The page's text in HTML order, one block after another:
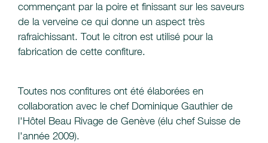
commençant par la poire et finissant sur les saveurs
de la verveine ce qui donne un aspect très
rafraichissant. Tout le citron est utilisé pour la
fabrication de cette confiture.
Toutes nos confitures ont été élaborées en
collaboration avec le chef Dominique Gauthier de
l'Hôtel Beau Rivage de Genève (élu chef Suisse de
l'année 2009).